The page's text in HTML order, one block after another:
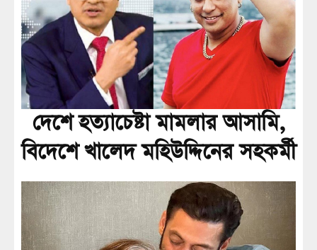
দেশে হত্যাচেষ্টা মামলার আসামি,
বিদেশে খালেদ মহিউদ্দিনের সহকর্মী